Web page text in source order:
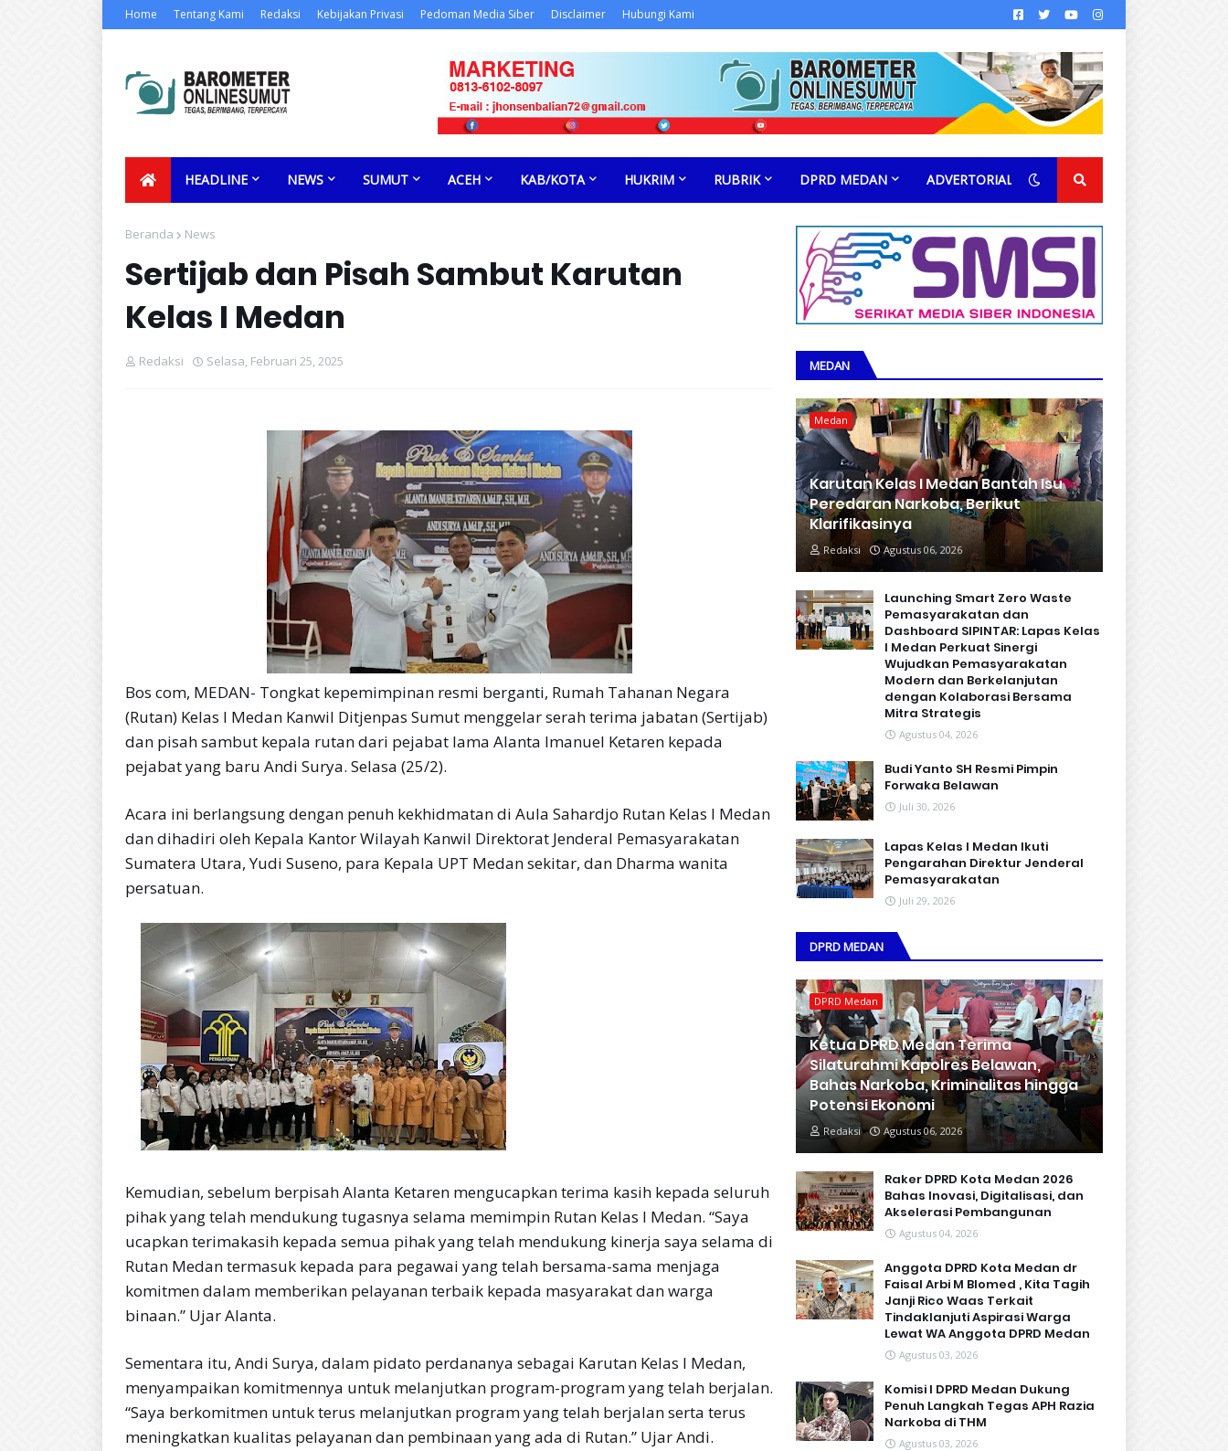
Home Tentang Kami Redaksi Kebijakan Privasi Pedoman Media Siber Disclaimer Hubungi Kami
HEADLINE NEWS SUMUT ACEH KAB/KOTA HUKRIM RUBRIK DPRD MEDAN ADVERTORIAL
Beranda News
Sertijab dan Pisah Sambut Karutan
Kelas I Medan
Redaksi Selasa, Februari 25, 2025
Bos com, MEDAN- Tongkat kepemimpinan resmi berganti, Rumah Tahanan Negara
(Rutan) Kelas I Medan Kanwil Ditjenpas Sumut menggelar serah terima jabatan (Sertijab)
dan pisah sambut kepala rutan dari pejabat lama Alanta Imanuel Ketaren kepada
pejabat yang baru Andi Surya. Selasa (25/2).
Acara ini berlangsung dengan penuh kekhidmatan di Aula Sahardjo Rutan Kelas I Medan
dan dihadiri oleh Kepala Kantor Wilayah Kanwil Direktorat Jenderal Pemasyarakatan
Sumatera Utara, Yudi Suseno, para Kepala UPT Medan sekitar, dan Dharma wanita
persatuan.
Kemudian, sebelum berpisah Alanta Ketaren mengucapkan terima kasih kepada seluruh
pihak yang telah mendukung tugasnya selama memimpin Rutan Kelas I Medan. “Saya
ucapkan terimakasih kepada semua pihak yang telah mendukung kinerja saya selama di
Rutan Medan termasuk kepada para pegawai yang telah bersama-sama menjaga
komitmen dalam memberikan pelayanan terbaik kepada masyarakat dan warga
binaan.” Ujar Alanta.
Sementara itu, Andi Surya, dalam pidato perdananya sebagai Karutan Kelas I Medan,
menyampaikan komitmennya untuk melanjutkan program-program yang telah berjalan.
“Saya berkomitmen untuk terus melanjutkan program yang telah berjalan serta terus
meningkatkan kualitas pelayanan dan pembinaan yang ada di Rutan.” Ujar Andi.
MEDAN
Medan
Karutan Kelas I Medan Bantah Isu
Peredaran Narkoba, Berikut
Klarifikasinya
Redaksi Agustus 06, 2026
Launching Smart Zero Waste
Pemasyarakatan dan
Dashboard SIPINTAR: Lapas Kelas
I Medan Perkuat Sinergi
Wujudkan Pemasyarakatan
Modern dan Berkelanjutan
dengan Kolaborasi Bersama
Mitra Strategis
Agustus 04, 2026
Budi Yanto SH Resmi Pimpin
Forwaka Belawan
Juli 30, 2026
Lapas Kelas I Medan Ikuti
Pengarahan Direktur Jenderal
Pemasyarakatan
Juli 29, 2026
DPRD MEDAN
DPRD Medan
Ketua DPRD Medan Terima
Silaturahmi Kapolres Belawan,
Bahas Narkoba, Kriminalitas hingga
Potensi Ekonomi
Redaksi Agustus 06, 2026
Raker DPRD Kota Medan 2026
Bahas Inovasi, Digitalisasi, dan
Akselerasi Pembangunan
Agustus 04, 2026
Anggota DPRD Kota Medan dr
Faisal Arbi M Blomed , Kita Tagih
Janji Rico Waas Terkait
Tindaklanjuti Aspirasi Warga
Lewat WA Anggota DPRD Medan
Agustus 03, 2026
Komisi I DPRD Medan Dukung
Penuh Langkah Tegas APH Razia
Narkoba di THM
Agustus 03, 2026